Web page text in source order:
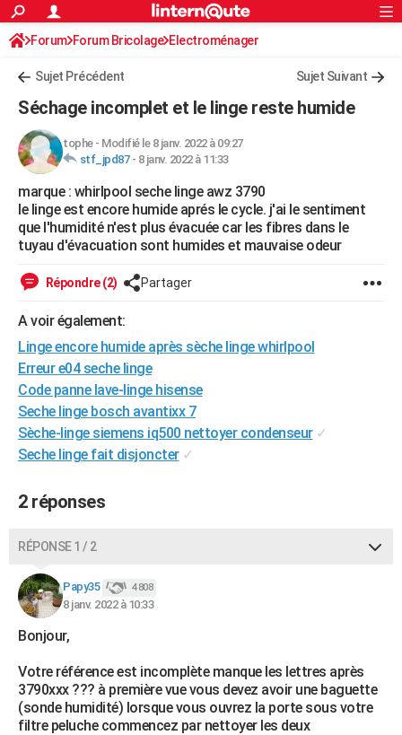
ACTUALITÉS
Politique
Société
Faits Divers
Education
Monde
Villes
+
FINANCE
Retraite
Impôts
Epargne
Immobilier
Risques naturels par ville
Banque
Assurance
Crédit
AUTO
Essais
Réserver un essai
Citadines
Berlines
SUV
Forum auto
+HIGH-TECH
Mobiles
Meilleur smartphone
Internet
Ordinateurs
Jeux vidéo
Guide high-tech
+BRICOLAGE
Forum
Aménagement intérieur
Extérieur
Cuisine
Salle de bains
Jardinage
Rangement
WEEK-END
LIFESTYLE
Art de vivre
Bien-être
Loisirs
Mode
Modes de vie
SANTE
Alimentation
Guide de la santé
Maladies
Médicaments
Sommeil
VOYAGE
Destinations
City break
Voyage nature
Voyage de noces
Forum
Climat
+PHOTO
GUIDES D'ACHAT
BONS PLANS
Dictionnaire
Biographies
Citations
Expressions
Proverbes
PROGRAMME TV
COPAINS D'AVANT
S'inscrire
Se connecter
Lycées
Collèges
Primaires
Universités
Entreprises
Service militaire
Avis de recherche
AVIS DE DÉCÈS
FORUM
S'inscrire
Connexion
Forum Forum Bricolage Electroménager
Sujet Précédent Sujet Suivant
Séchage incomplet et le linge reste humide
tophe- Modifié le 8 janv. 2022 à 09:27
stf_jpd87- 8 janv. 2022 à 11:33
marque : whirlpool seche linge awz 3790
le linge est encore humide aprés le cycle. j'ai le sentiment
que l'humidité n'est plus évacuée car les fibres dans le
tuyau d'évacuation sont humides et mauvaise odeur
Répondre (2) Partager
A voir également:
Linge encore humide après sèche linge whirlpool
Erreur e04 seche linge
Code panne lave-linge hisense
Seche linge bosch avantixx 7
Sèche-linge siemens iq500 nettoyer condenseur ✓
Seche linge fait disjoncter ✓
2 réponses
RÉPONSE 1 / 2
Papy35 4 808
8 janv. 2022 à 10:33
Bonjour,
Votre référence est incomplète manque les lettres après
3790xxx ??? à première vue vous devez avoir une baguette
(sonde humidité) lorsque vous ouvrez la porte sous votre
filtre peluche commencez par nettoyer les deux